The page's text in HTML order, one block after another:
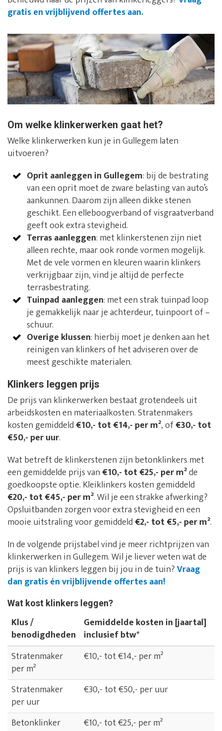
gratis en vrijblijvend offertes aan.
Om welke klinkerwerken gaat het?
Welke klinkerwerken kun je in Gullegem laten
uitvoeren?
Oprit aanleggen in Gullegem: bij de bestrating
van een oprit moet de zware belasting van auto’s
aankunnen. Daarom zijn alleen dikke stenen
geschikt. Een elleboogverband of visgraatverband
geeft ook extra stevigheid.
Terras aanleggen: met klinkerstenen zijn niet
alleen rechte, maar ook ronde vormen mogelijk.
Met de vele vormen en kleuren waarin klinkers
verkrijgbaar zijn, vind je altijd de perfecte
terrasbestrating.
Tuinpad aanleggen: met een strak tuinpad loop
je gemakkelijk naar je achterdeur, tuinpoort of –
schuur.
Overige klussen: hierbij moet je denken aan het
reinigen van klinkers of het adviseren over de
meest geschikte materialen.
Klinkers leggen prijs
De prijs van klinkerwerken bestaat grotendeels uit
arbeidskosten en materiaalkosten. Stratenmakers
kosten gemiddeld €10,- tot €14,- per m², of€30,- tot
€50,- per uur.
Wat betreft de klinkerstenen zijn betonklinkers met
een gemiddelde prijs van €10,- tot €25,- per m²de
goedkoopste optie. Kleiklinkers kosten gemiddeld
€20,- tot €45,- per m². Wil je een strakke afwerking?
Opsluitbanden zorgen voor extra stevigheid en een
mooie uitstraling voor gemiddeld €2,- tot €5,- per m².
In de volgende prijstabel vind je meer richtprijzen van
klinkerwerken in Gullegem. Wil je liever weten wat de
prijs is van klinkers leggen bij jou in de tuin?Vraag
dan gratis én vrijblijvende offertes aan!
Wat kost klinkers leggen?
Klus /
benodigdheden
Gemiddelde kosten in [jaartal]
inclusief btw*
Stratenmaker
per m²
€10,- tot €14,- per m²
Stratenmaker
per uur
€30,- tot €50,- per uur
Betonklinker
€10,- tot €25,- per m²